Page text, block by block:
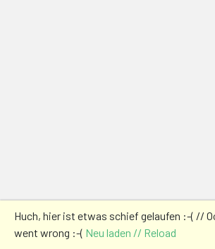
Huch, hier ist etwas schief gelaufen :-( //
went wrong :-( Neu laden // Reload